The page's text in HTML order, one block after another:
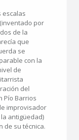
escalas
por
de la
que
se
con la
de
del
Pío Barrios
improvisador
antigüedad)
de su técnica.